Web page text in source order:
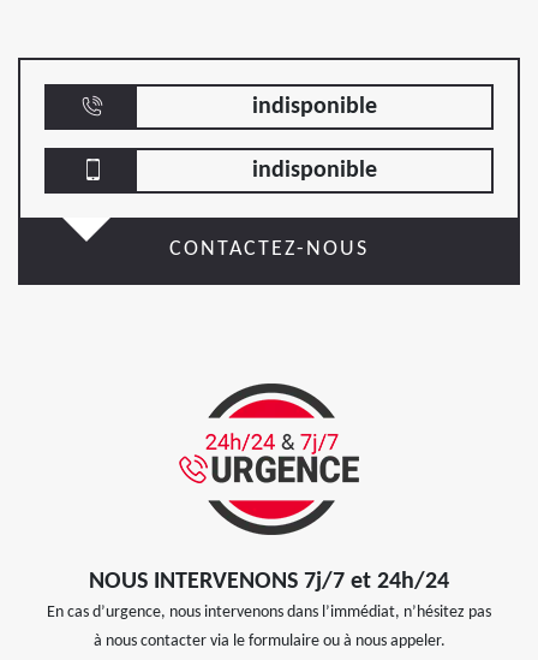
indisponible
indisponible
CONTACTEZ-NOUS
NOUS INTERVENONS 7j/7 et 24h/24
En cas d’urgence, nous intervenons dans l’immédiat, n’hésitez pas
à nous contacter via le formulaire ou à nous appeler.